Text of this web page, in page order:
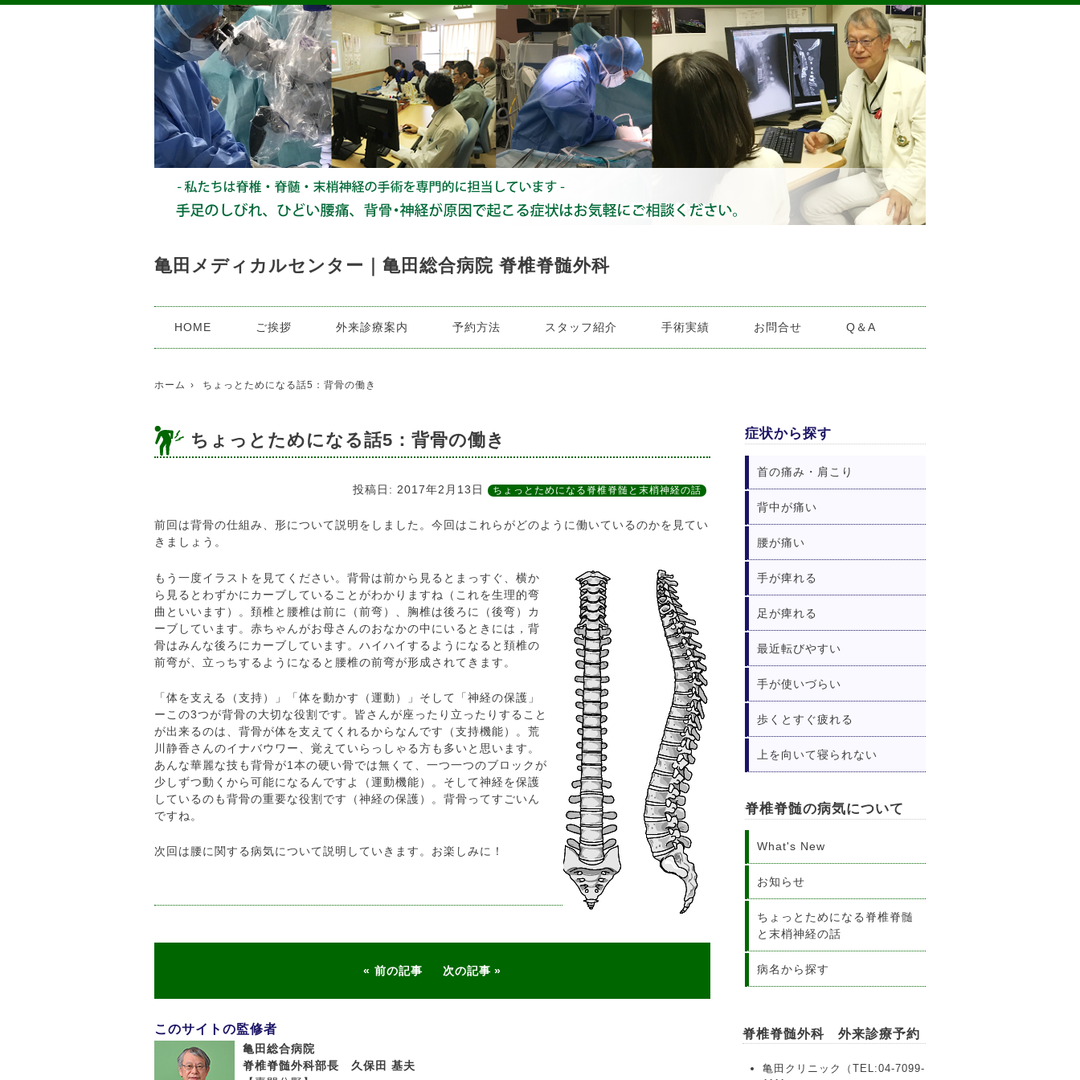
亀田メディカルセンター｜亀田総合病院 脊椎脊髄外科
HOME ご挨拶 外来診療案内 予約方法 スタッフ紹介 手術実績 お問合せ Q＆A
ホーム ちょっとためになる話5：背骨の働き
ちょっとためになる話5：背骨の働き
投稿日: 2017年2月13日 ちょっとためになる脊椎脊髄と末梢神経の話
前回は背骨の仕組み、形について説明をしました。今回はこれらがどのように働いているのかを見てい
きましょう。
もう一度イラストを見てください。背骨は前から見るとまっすぐ、横か
ら見るとわずかにカーブしていることがわかりますね（これを生理的弯
曲といいます）。頚椎と腰椎は前に（前弯）、胸椎は後ろに（後弯）カ
ーブしています。赤ちゃんがお母さんのおなかの中にいるときには，背
骨はみんな後ろにカーブしています。ハイハイするようになると頚椎の
前弯が、立っちするようになると腰椎の前弯が形成されてきます。
「体を支える（支持）」「体を動かす（運動）」そして「神経の保護」
ーこの3つが背骨の大切な役割です。皆さんが座ったり立ったりすること
が出来るのは、背骨が体を支えてくれるからなんです（支持機能）。荒
川静香さんのイナバウワー、覚えていらっしゃる方も多いと思います。
あんな華麗な技も背骨が1本の硬い骨では無くて、一つ一つのブロックが
少しずつ動くから可能になるんですよ（運動機能）。そして神経を保護
しているのも背骨の重要な役割です（神経の保護）。背骨ってすごいん
ですね。
次回は腰に関する病気について説明していきます。お楽しみに！
前の記事 次の記事
このサイトの監修者
亀田総合病院
脊椎脊髄外科部長 久保田 基夫
症状から探す
首の痛み・肩こり
背中が痛い
腰が痛い
手が痺れる
足が痺れる
最近転びやすい
手が使いづらい
歩くとすぐ疲れる
上を向いて寝られない
脊椎脊髄の病気について
What's New
お知らせ
ちょっとためになる脊椎脊髄
と末梢神経の話
病名から探す
脊椎脊髄外科 外来診療予約
亀田クリニック（TEL:04-7099-